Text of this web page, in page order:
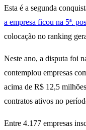
Esta é a segunda
a empresa ficou na 5ª.
colocação no ranking
Neste ano, a disputa foi
contemplou empresas
acima de R$ 12,5
contratos ativos no
Entre 4.177 empresas